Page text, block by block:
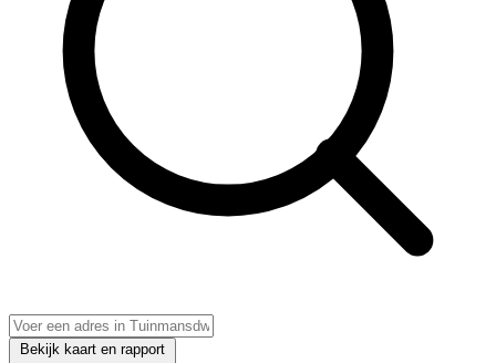
Bekijk kaart en rapport